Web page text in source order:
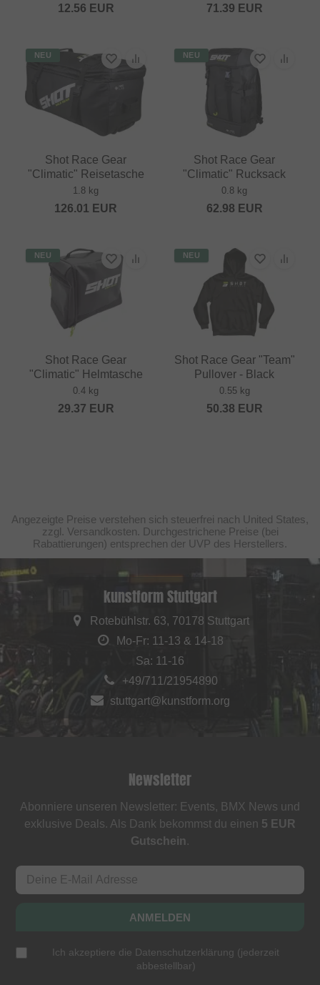
12.56 EUR 71.39 EUR
NEU
Shot Race Gear
"Climatic" Reisetasche
1.8 kg
126.01 EUR
NEU
Shot Race Gear
"Climatic" Rucksack
0.8 kg
62.98 EUR
NEU
Shot Race Gear
"Climatic" Helmtasche
0.4 kg
29.37 EUR
NEU
Shot Race Gear "Team"
Pullover - Black
0.55 kg
50.38 EUR
Angezeigte Preise verstehen sich steuerfrei nach United States,
zzgl. Versandkosten. Durchgestrichene Preise (bei
Rabattierungen) entsprechen der UVP des Herstellers.
kunstform Stuttgart
Rotebühlstr. 63, 70178 Stuttgart
Mo-Fr: 11-13 & 14-18
Sa: 11-16
+49/711/21954890
stuttgart@kunstform.org
Newsletter
Abonniere unseren Newsletter: Events, BMX News und
exklusive Deals. Als Dank bekommst du einen 5 EUR
Gutschein.
ANMELDEN
Ich akzeptiere die Datenschutzerklärung (jederzeit
abbestellbar)